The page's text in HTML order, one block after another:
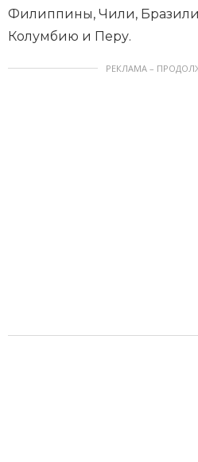
Филиппины, Чили,
Колумбию и Перу.
РЕКЛАМА –